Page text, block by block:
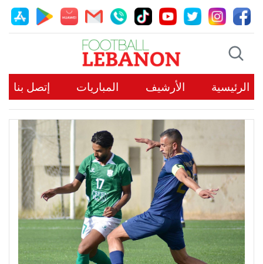
الرئيسية الأرشيف المباريات إتصل بنا